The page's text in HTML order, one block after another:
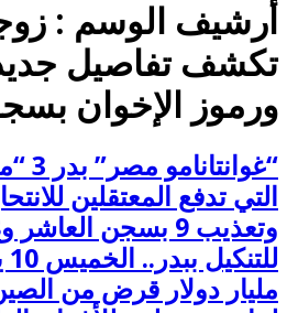
أرشيف الوسم :
تكشف تفاصيل
ورموز الإخوان
مليار دولار قرض من